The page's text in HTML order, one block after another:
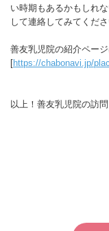
い時期もあるかもしれ
して連絡してみてくださ
善友乳児院の紹介ペー
[https://chabonavi.jp/
以上！善友乳児院の訪